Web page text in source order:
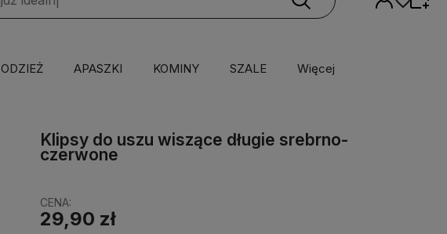
ODZIEŻ APASZKI KOMINY SZALE Więcej
Klipsy do uszu wiszące długie srebrno-
czerwone
CENA:
29,90 zł